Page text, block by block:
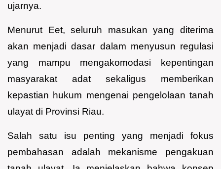
ujarnya.
Menurut Eet, seluruh masukan yang diterima
akan menjadi dasar dalam menyusun regulasi
yang mampu mengakomodasi kepentingan
masyarakat adat sekaligus memberikan
kepastian hukum mengenai pengelolaan tanah
ulayat di Provinsi Riau.
Salah satu isu penting yang menjadi fokus
pembahasan adalah mekanisme pengakuan